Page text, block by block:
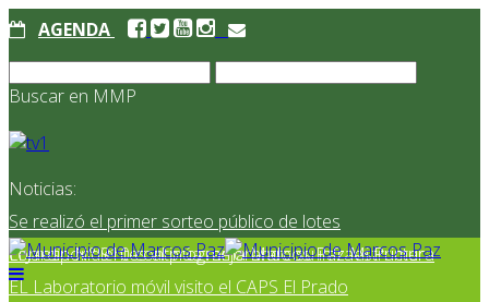
AGENDA
Buscar en MMP
Noticias:
Se realizó el primer sorteo público de lotes
correspondientes al programa Marcos Paz Mi Primer
El Jardín N° 910 continúa mejorando su infraestructura
EL Laboratorio móvil visito el CAPS El Prado